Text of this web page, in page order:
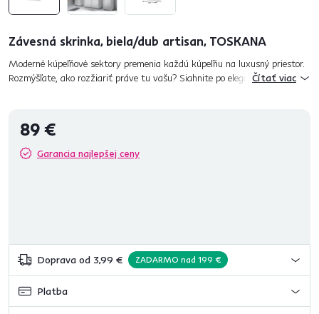
Závesná skrinka, biela/dub artisan, TOSKANA
Moderné kúpeľňové sektory premenia každú kúpeľňu na luxusný priestor.
Rozmýšľate, ako rozžiariť práve tu vašu? Siahnite po elegantnom sektore
Čítať viac
89 €
Garancia najlepšej ceny
Doprava od 3,99 € ZADARMO nad 199 €
Platba